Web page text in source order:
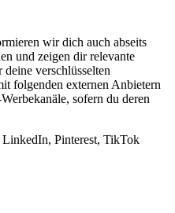
wir dich auch abseits
und zeigen dir relevante
verschlüsselten
folgenden externen Anbietern
sofern du deren
Pinterest, TikTok